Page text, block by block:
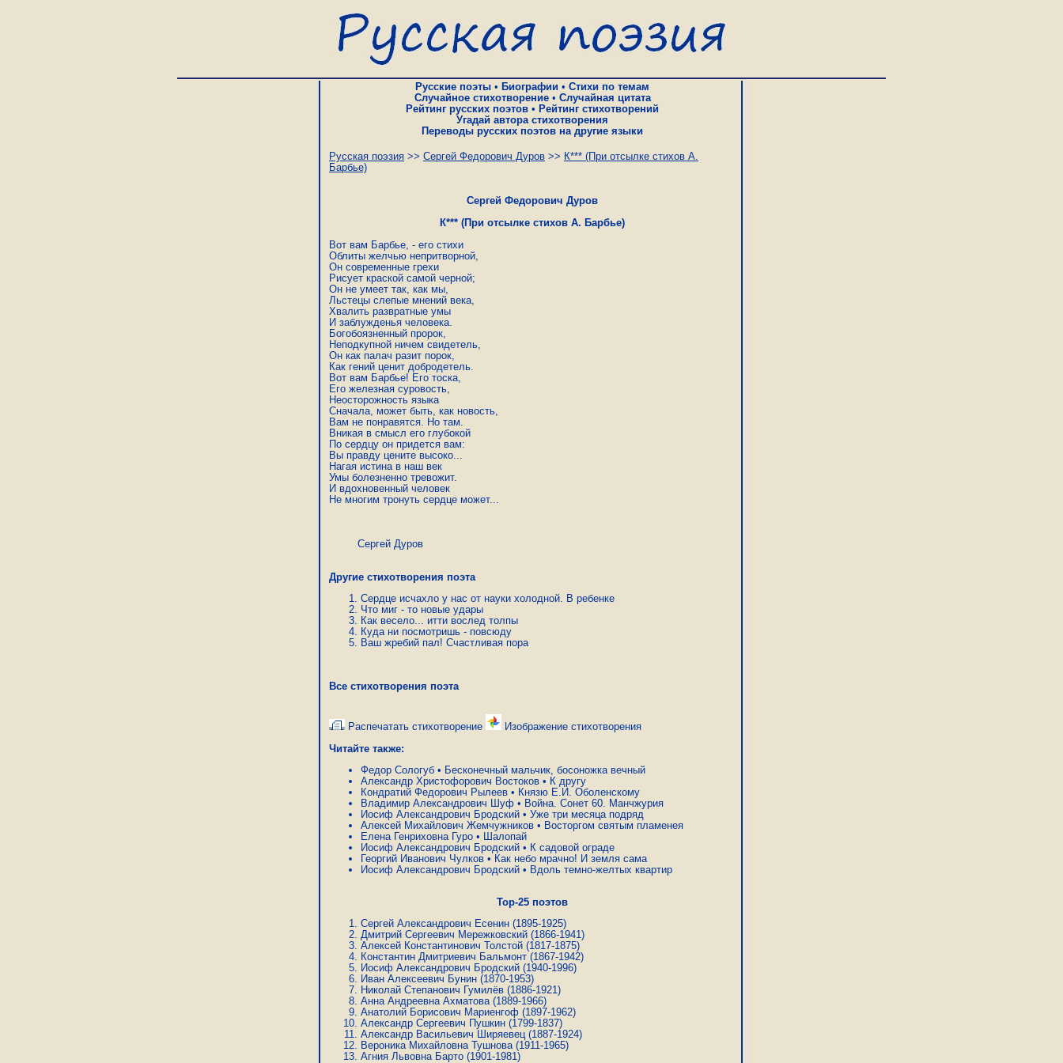
Русские поэты • Биографии • Стихи по темам
Случайное стихотворение• Случайная цитата
Рейтинг русских поэтов • Рейтинг стихотворений
Угадай автора стихотворения
Переводы русских поэтов на другие языки
Русская поэзия >> Сергей Федорович Дуров >> К*** (При отсылке стихов А.
Барбье)
Сергей Федорович Дуров
К*** (При отсылке стихов А. Барбье)
Вот вам Барбье, - его стихи
Облиты желчью непритворной,
Он современные грехи
Рисует краской самой черной;
Он не умеет так, как мы,
Льстецы слепые мнений века,
Хвалить развратные умы
И заблужденья человека.
Богобоязненный пророк,
Неподкупной ничем свидетель,
Он как палач разит порок,
Как гений ценит добродетель.
Вот вам Барбье! Его тоска,
Его железная суровость,
Неосторожность языка
Сначала, может быть, как новость,
Вам не понравятся. Но там.
Вникая в смысл его глубокой
По сердцу он придется вам:
Вы правду цените высоко...
Нагая истина в наш век
Умы болезненно тревожит.
И вдохновенный человек
Не многим тронуть сердце может...
Сергей Дуров
Другие стихотворения поэта
Сердце исчахло у нас от науки холодной. В ребенке
Что миг - то новые удары
Как весело... итти вослед толпы
Куда ни посмотришь - повсюду
Ваш жребий пал! Счастливая пора
Все стихотворения поэта
Распечатать стихотворение
Изображение стихотворения
Читайте также:
Федор Сологуб • Бесконечный мальчик, босоножка вечный
Александр Христофорович Востоков • К другу
Кондратий Федорович Рылеев • Князю Е.И. Оболенскому
Владимир Александрович Шуф • Война. Сонет 60. Манчжурия
Иосиф Александрович Бродский • Уже три месяца подряд
Алексей Михайлович Жемчужников • Восторгом святым пламенея
Елена Генриховна Гуро • Шалопай
Иосиф Александрович Бродский • К садовой ограде
Георгий Иванович Чулков • Как небо мрачно! И земля сама
Иосиф Александрович Бродский • Вдоль темно-желтых квартир
Top-25 поэтов
Сергей Александрович Есенин (1895-1925)
Дмитрий Сергеевич Мережковский (1866-1941)
Алексей Константинович Толстой (1817-1875)
Константин Дмитриевич Бальмонт (1867-1942)
Иосиф Александрович Бродский (1940-1996)
Иван Алексеевич Бунин (1870-1953)
Николай Степанович Гумилёв (1886-1921)
Анна Андреевна Ахматова(1889-1966)
Анатолий Борисович Мариенгоф (1897-1962)
Александр Сергеевич Пушкин (1799-1837)
Александр Васильевич Ширяевец(1887-1924)
Вероника Михайловна Тушнова(1911-1965)
Агния Львовна Барто (1901-1981)